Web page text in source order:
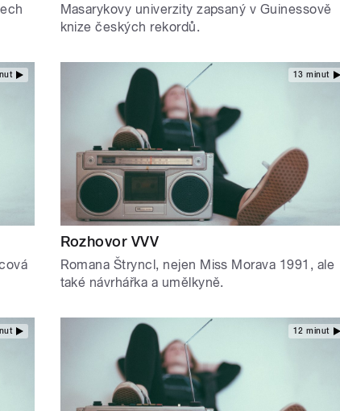
Masarykovy univerzity zapsaný v Guinessově
knize českých rekordů.
13 minut
Rozhovor VVV
Romana Štryncl, nejen Miss Morava 1991, ale
také návrhářka a umělkyně.
12 minut